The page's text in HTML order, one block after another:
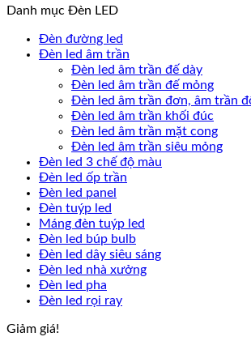
Danh mục Đèn LED
Đèn đường led
Đèn led âm trần
Đèn led âm trần đế dày
Đèn led âm trần đế mỏng
Đèn led âm trần đơn, âm trần
Đèn led âm trần khối đúc
Đèn led âm trần mặt cong
Đèn led âm trần siêu mỏng
Đèn led 3 chế độ màu
Đèn led ốp trần
Đèn led panel
Đèn tuýp led
Máng đèn tuýp led
Đèn led búp bulb
Đèn led dây siêu sáng
Đèn led nhà xưởng
Đèn led pha
Đèn led rọi ray
Giảm giá!